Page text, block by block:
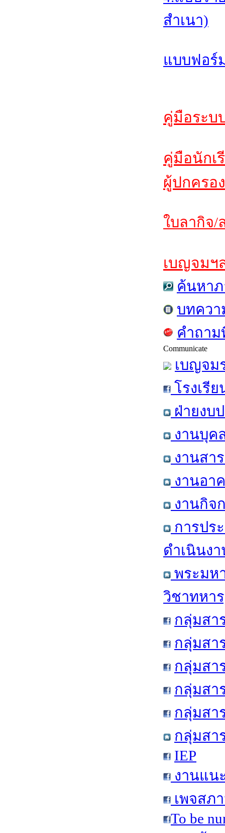
สำเนา)
แบบฟอร์
คู่มือระบ
คู่มือนักเ
ผู้ปกครอ
ใบลากิจ/
เบญจมฯ
ค้นหาภ
บทควา
คำถา
Communicate
เบญจม
โรงเรี
ฝ่ายงบ
งานบุค
งานสา
งานอา
งานกิจ
การปร
ดำเนินง
พระมห
วิชาทหา
กลุ่มสา
กลุ่มสา
กลุ่มสา
กลุ่มสา
กลุ่มสา
กลุ่มสา
IEP
งานแน
เพจสภ
To be